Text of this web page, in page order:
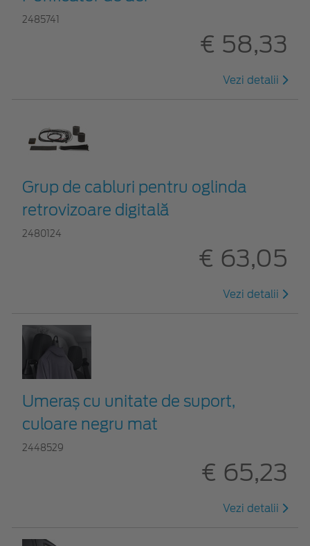
2485741
€ 58,33
Vezi detalii
Grup de cabluri pentru oglinda
retrovizoare digitală
2480124
€ 63,05
Vezi detalii
Umeraș cu unitate de suport,
culoare negru mat
2448529
€ 65,23
Vezi detalii